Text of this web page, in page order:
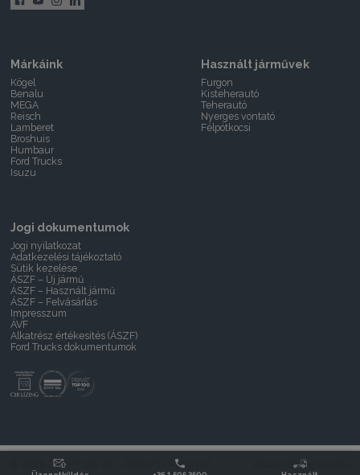
Márkáink
Kögel
Benalu
MEGA
Reisch
Lamberet
Broshuis
Humbaur
Ford Trucks
Isuzu
Használt járművek
Furgon
Kisteherautó
Teherautó
Nyerges vontató
Félpótkocsi
Jogi dokumentumok
Jogi nyilatkozat
Adatkezelési tájékoztató
Sütik kezelése
ÁSZF – Új jármű
ÁSZF – Használt jármű
ÁSZF – Felvásárlás
Impresszum
ÁVF
Alkatrész értékesítés (ÁSZF)
Ford Trucks dokumentumok
© 2026 Delta-Truck Kft. · All Rights Reserved. Visszaélés bejelentés